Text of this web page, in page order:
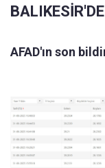
AFAD'ın son